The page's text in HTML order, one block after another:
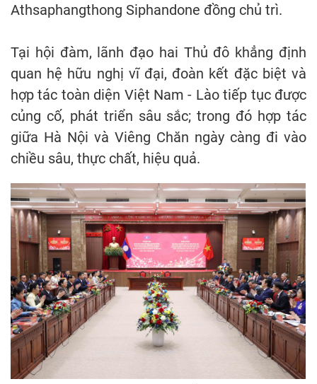
Athsaphangthong Siphandone đồng chủ trì.
Tại hội đàm, lãnh đạo hai Thủ đô khẳng định
quan hệ hữu nghị vĩ đại, đoàn kết đặc biệt và
hợp tác toàn diện Việt Nam - Lào tiếp tục được
củng cố, phát triển sâu sắc; trong đó hợp tác
giữa Hà Nội và Viêng Chăn ngày càng đi vào
chiều sâu, thực chất, hiệu quả.